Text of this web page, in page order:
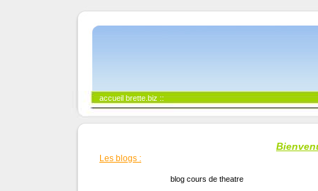
accueil brette.biz ::
Les blogs :
blog cours de theatre